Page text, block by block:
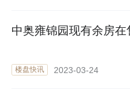
中奥雍锦园现有余房
楼盘快讯 2023-03-24